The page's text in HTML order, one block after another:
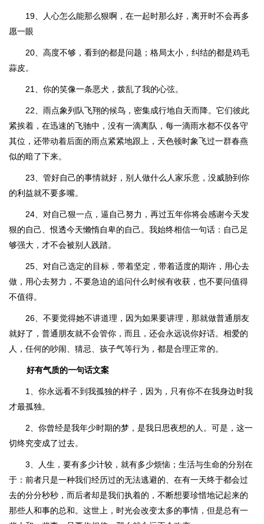
19、人心怎么能那么狠啊，在一起时那么好，离开时不会再多
愿一眼
20、高度不够，看到的都是问题；格局太小，纠结的都是鸡毛
蒜皮。
21、你的笑像一条恶犬，拨乱了我的心弦。
22、雨点象列队飞翔的候鸟，密集成行地自天而降。它们彼此
紧挨着，在迅速的飞驰中，没有一滴离队，每一滴雨水都不仅各守
其位，还带动着后面的雨点紧紧地跟上，天色顿时象飞过一群春燕
似的暗了下来。
23、管好自己的事情就好，别人做什么人家乐意，没威胁到你
的利益就不要多嘴。
24、对自己狠一点，逼自己努力，再过五年你将会感谢今天发
狠的自己、恨透今天懒惰自卑的自己。我始终相信一句话：自己足
够强大，才不会被别人践踏。
25、对自己选定的目标，带着坚定，带着适度的期许，用心去
做，用心去努力，不要急迫的追问什么时候有收获，也不要问值得
不值得。
26、不要觉得她不讲道理，因为如果要讲理，那就做普通朋友
就好了，普通朋友就不会管你，而且，还会永远说你好话。相爱的
人，任何的吵闹、猜忌、孩子气等行为，都是合理正常的。
好有气质的一句话文案
1、你永远看不到我孤独的样子，因为，只有你不在我身边时我
才最孤独。
2、你曾经是我年少时期的梦，是我日思夜想的人。可是，这一
切终究变成了过去。
3、人生，要有多少计较，就有多少烦恼；生活与生命的分别在
于：前者只是一种我们经历过的无法逃避的、在有一天终于都会过
去的分分秒秒，而后者却是我们执着的，不断想要珍惜地记起来的
那些人和事的总和。这世上，时光会改变太多的事情，但是总有一